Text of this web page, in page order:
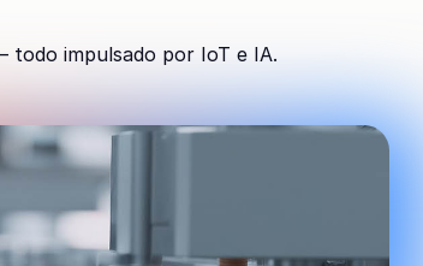
todo impulsado por IoT e IA.